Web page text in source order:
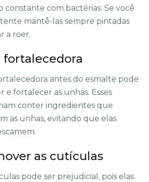
constante com bactérias. Se você
mantê-las sempre pintadas
a roer.
fortalecedora
antes do esmalte pode
e fortalecer as unhas. Esses
conter ingredientes que
as unhas, evitando que elas
as cutículas
pode ser prejudicial, pois elas